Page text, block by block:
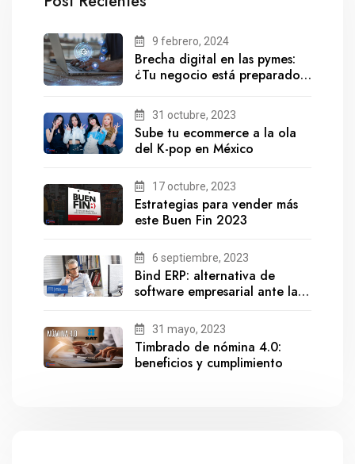
9 febrero, 2024
Brecha digital en las pymes:
¿Tu negocio está preparado
31 octubre, 2023
Sube tu ecommerce a la ola
del K-pop en México
17 octubre, 2023
Estrategias para vender más
este Buen Fin 2023
6 septiembre, 2023
Bind ERP: alternativa de
software empresarial ante la
31 mayo, 2023
Timbrado de nómina 4.0:
beneficios y cumplimiento